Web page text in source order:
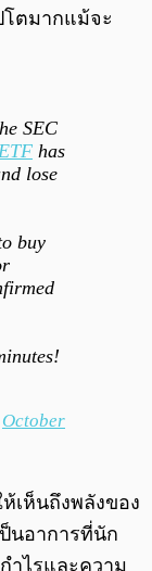
ตมากแม้จะ
SEC
has
lose
buy
October
เห็นถึงพลังของ
ป็นอาการที่นัก
ำไรและความ